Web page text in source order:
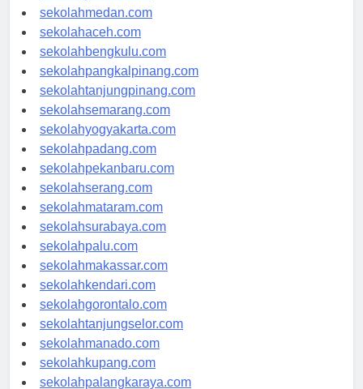
sekolahjakarta.com
sekolahmedan.com
sekolahaceh.com
sekolahbengkulu.com
sekolahpangkalpinang.com
sekolahtanjungpinang.com
sekolahsemarang.com
sekolahyogyakarta.com
sekolahpadang.com
sekolahpekanbaru.com
sekolahserang.com
sekolahmataram.com
sekolahsurabaya.com
sekolahpalu.com
sekolahmakassar.com
sekolahkendari.com
sekolahgorontalo.com
sekolahtanjungselor.com
sekolahmanado.com
sekolahkupang.com